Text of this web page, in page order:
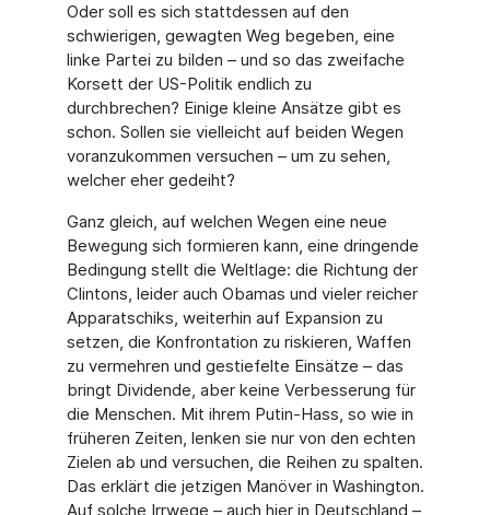
Oder soll es sich stattdessen auf den
schwierigen, gewagten Weg begeben, eine
linke Partei zu bilden – und so das zweifache
Korsett der US-Politik endlich zu
durchbrechen? Ei­nige kleine Ansätze gibt es
schon. Sollen sie vielleicht auf beiden Wegen
voranzukommen versuchen – um zu sehen,
welcher eher gedeiht?
Ganz gleich, auf welchen Wegen eine neue
Bewegung sich formieren kann, eine dringende
Bedingung stellt die Weltlage: die Richtung der
Clintons, leider auch Obamas und vieler rei­cher
Apparatschiks, weiterhin auf Expansion zu
setzen, die Konfrontation zu riskieren, Waf­fen
zu vermehren und gestiefelte Einsätze – das
bringt Dividende, aber keine Verbesserung für
die Menschen. Mit ihrem Putin-Hass, so wie in
früheren Zeiten, lenken sie nur von den echten
Zielen ab und versuchen, die Reihen zu spalten.
Das erklärt die jetzigen Manöver in Washington.
Auf solche Irrwege – auch hier in Deutschland –